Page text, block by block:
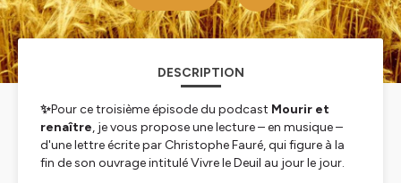
DESCRIPTION
✨Pour ce troisième épisode du podcast Mourir et
renaître, je vous propose une lecture – en musique –
d'une lettre écrite par Christophe Fauré, qui figure à la
fin de son ouvrage intituléVivre le Deuil au jour le jour.